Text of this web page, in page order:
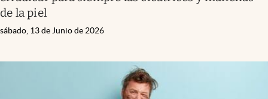
de la piel
sábado, 13 de Junio de 2026